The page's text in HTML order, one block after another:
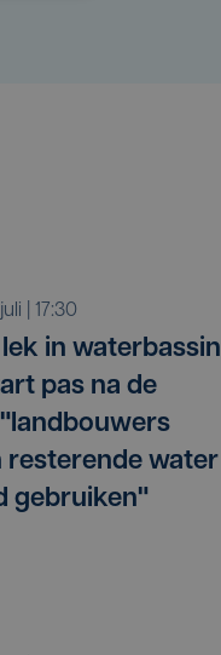
juli | 17:30
in waterbassin
pas na de
resterende water
gebruiken"